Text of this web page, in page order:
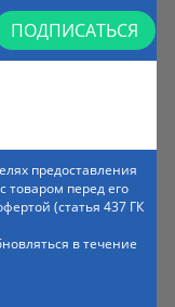
ПОДПИСАТЬСЯ
предоставления
товаром перед его
(статья 437 ГК
в течение